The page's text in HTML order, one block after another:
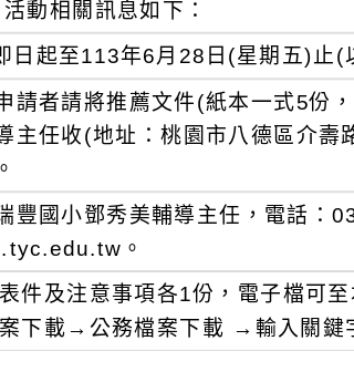
活動相關訊息如下：
日起至113年6月28日(星期五)止(
請者請將推薦文件(紙本一式5份
主任收(地址：桃園市八德區介
豐國小鄧秀美輔導主任，電話
。
件及注意事項各1份，電子檔可
下載→公務檔案下載 →輸入關鍵